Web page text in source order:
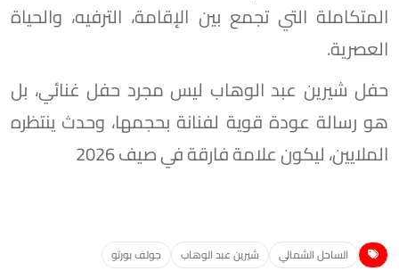
المتكاملة التي تجمع بين الإقامة، الترفيه، والحياة
العصرية.
حفل شيرين عبد الوهاب ليس مجرد حفل غنائي، بل
هو رسالة عودة قوية لفنانة بحجمها، وحدث ينتظره
الملايين، ليكون علامة فارقة في صيف 2026
الساحل الشمالي شيرين عبد الوهاب جولف بورتو